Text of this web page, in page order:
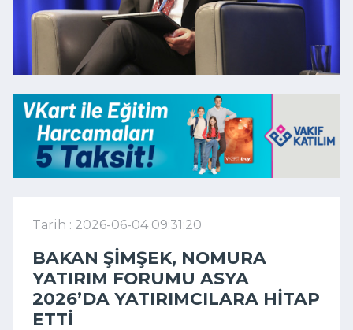
Tarih : 2026-06-04 09:31:20
BAKAN ŞIMŞEK, NOMURA
YATIRIM FORUMU ASYA
2026’DA YATIRIMCILARA HITAP
ETTI